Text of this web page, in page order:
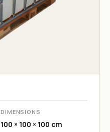
DIMENSIONS
100 × 100 × 100 cm